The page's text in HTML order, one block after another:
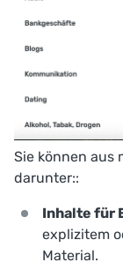
Sie können aus
darunter::
Inhalte für
explizitem
Material.